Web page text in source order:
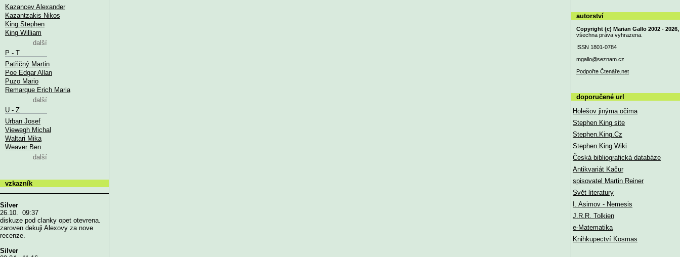
Kazancev Alexander
Kazantzakis Nikos
King Stephen
King William
další
P - T
Patřičný Martin
Poe Edgar Allan
Puzo Mario
Remarque Erich Maria
další
U - Z
Urban Josef
Viewegh Michal
Waltari Mika
Weaver Ben
další
vzkazník
Silver
26.10. 09:37
diskuze pod clanky opet otevrena.
zaroven dekuji Alexovy za nove
recenze.
Silver
autorství
Copyright (c) Marian Gallo 2002 - 2026,
všechna práva vyhrazena.
ISSN 1801-0784
mgallo@seznam.cz
Podpořte Čtenáře.net
doporučené url
Holešov jinýma očima
Stephen King site
Stephen.King.Cz
Stephen King Wiki
Česká bibliografická databáze
Antikvariát Kačur
spisovatel Martin Reiner
Svět literatury
I. Asimov - Nemesis
J.R.R. Tolkien
e-Matematika
Knihkupectví Kosmas